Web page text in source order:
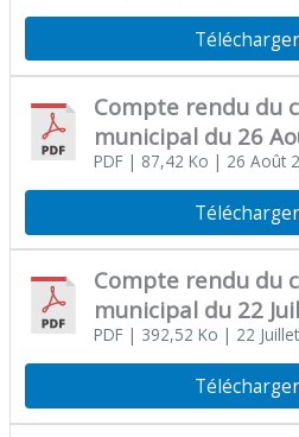
Télécharger
Compte rendu du
municipal du 26
PDF| 87,42 Ko | 26 Août
Télécharger
Compte rendu du
municipal du 22
PDF| 392,52 Ko | 22
Télécharger